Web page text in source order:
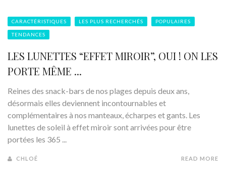
CARACTÉRISTIQUES LES PLUS RECHERCHÉS POPULAIRES
TENDANCES
LES LUNETTES “EFFET MIROIR”, OUI ! ON LES
PORTE MÊME ...
Reines des snack-bars de nos plages depuis deux ans,
désormais elles deviennent incontournables et
complémentaires à nos manteaux, écharpes et gants. Les
lunettes de soleil à effet miroir sont arrivées pour être
portées les 365 ...
CHLOÉ READ MORE